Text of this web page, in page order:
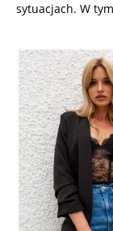
sytuacjach. W